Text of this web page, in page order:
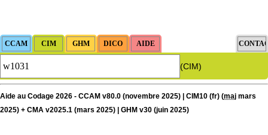
(CIM)
Aide au Codage 2026 - CCAM v80.0 (novembre 2025) | CIM10 (fr) (maj mars
2025) + CMA v2025.1 (mars 2025) | GHM v30 (juin 2025)